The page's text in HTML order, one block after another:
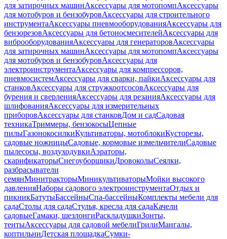
для затирочных машинАксессуары для мотопомпАксессуары
для мотобуров и бензобуровАксессуары для строительного
инструментаАксессуары пневмооборудованияАксессуары для
бензорезовАксессуары для бетоносмесителейАксессуары для
виброоборудованияАксессуары для генераторовАксессуары
для затирочных машинАксессуары для мотопомпАксессуары
для мотобуров и бензобуровАксессуары для
электроинструментаАксессуары для компрессоров,
пневмосистемАксессуары для сварки, пайкиАксессуары для
станковАксессуары для стружкоотсосовАксессуары для
бурения и сверленияАксессуары для резанияАксессуары для
шлифованияАксессуары для измерительных
приборовАксессуары для станковДом и садСадовая
техникаТриммеры, бензокосыЦепные
пилыГазонокосилкиКультиваторы, мотоблокиКусторезы,
садовые ножницыСадовые, кормовые измельчителиСадовые
пылесосы, воздуходувкиАэраторы,
скарификаторыСнегоуборщикиДровоколыСеялки,
разбрасыватели
семянМинитракторыМиникультиваторыМойки высокого
давленияНаборы садового электроинструментаОтдых и
пикникБатутыБассейныСпа-бассейныКомплекты мебели для
садаСтолы для садаСтулья, кресла для садаКачели
садовыеГамаки, шезлонгиРаскладушкиЗонты,
тентыАксессуары для садовой мебелиГрилиМангалы,
коптильниДетская площадкаСумки-